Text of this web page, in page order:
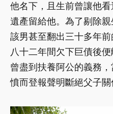
他名下，且生前曾讓他
遺產留給他。為了剔除
該男甚至翻出三十多年
八十二年間欠下巨債後
曾盡到扶養阿公的義務
憤而登報聲明斷絕父子關